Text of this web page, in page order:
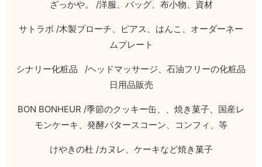
ざっかや。 /洋服、バッグ、布小物、資材
サトラボ /木製ブローチ、ピアス、はんこ、オーダーネー
ムプレート
シナリー化粧品 /ヘッドマッサージ、石油フリーの化粧品
日用品販売
BON BONHEUR /季節のクッキー缶、、焼き菓子、国産レ
モンケーキ、発酵バタースコーン、コンフィ、等
けやきの杜 /カヌレ、ケーキなど焼き菓子